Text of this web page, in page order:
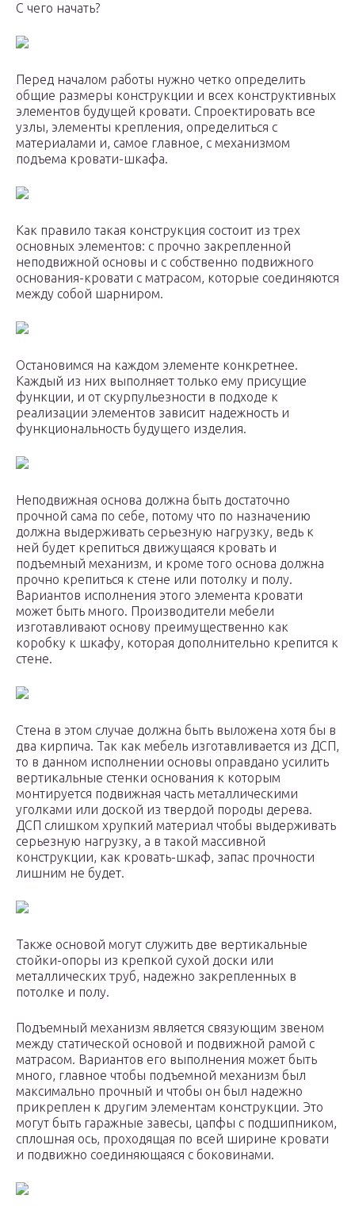
С чего начать?
Перед началом работы нужно четко определить
общие размеры конструкции и всех конструктивных
элементов будущей кровати. Спроектировать все
узлы, элементы крепления, определиться с
материалами и, самое главное, с механизмом
подъема кровати-шкафа.
Как правило такая конструкция состоит из трех
основных элементов: с прочно закрепленной
неподвижной основы и с собственно подвижного
основания-кровати с матрасом, которые соединяются
между собой шарниром.
Остановимся на каждом элементе конкретнее.
Каждый из них выполняет только ему присущие
функции, и от скурпульезности в подходе к
реализации элементов зависит надежность и
функциональность будущего изделия.
Неподвижная основа должна быть достаточно
прочной сама по себе, потому что по назначению
должна выдерживать серьезную нагрузку, ведь к
ней будет крепиться движущаяся кровать и
подъемный механизм, и кроме того основа должна
прочно крепиться к стене или потолку и полу.
Вариантов исполнения этого элемента кровати
может быть много. Производители мебели
изготавливают основу преимущественно как
коробку к шкафу, которая дополнительно крепится к
стене.
Стена в этом случае должна быть выложена хотя бы в
два кирпича. Так как мебель изготавливается из ДСП,
то в данном исполнении основы оправдано усилить
вертикальные стенки основания к которым
монтируется подвижная часть металлическими
уголками или доской из твердой породы дерева.
ДСП слишком хрупкий материал чтобы выдерживать
серьезную нагрузку, а в такой массивной
конструкции, как кровать-шкаф, запас прочности
лишним не будет.
Также основой могут служить две вертикальные
стойки-опоры из крепкой сухой доски или
металлических труб, надежно закрепленных в
потолке и полу.
Подъемный механизм является связующим звеном
между статической основой и подвижной рамой с
матрасом. Вариантов его выполнения может быть
много, главное чтобы подъемной механизм был
максимально прочный и чтобы он был надежно
прикреплен к другим элементам конструкции. Это
могут быть гаражные завесы, цапфы с подшипником,
сплошная ось, проходящая по всей ширине кровати
и подвижно соединяющаяся с боковинами.